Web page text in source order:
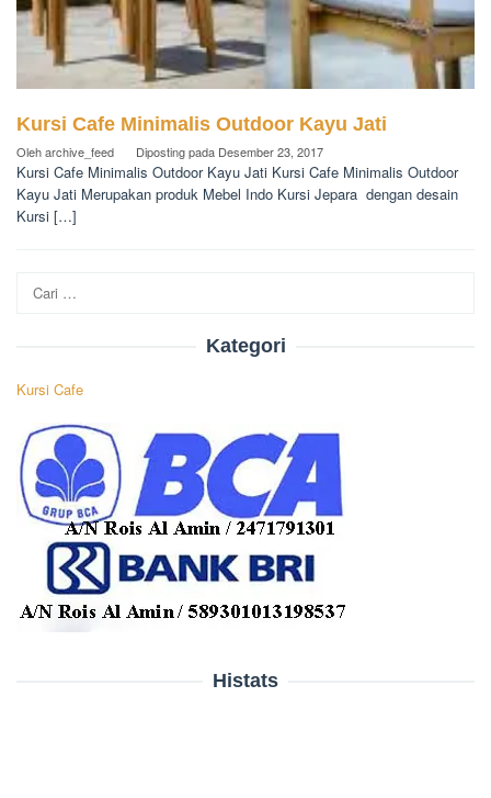
Kursi Cafe Minimalis Outdoor Kayu Jati
Oleharchive_feed Diposting pada Desember 23, 2017
Kursi Cafe Minimalis Outdoor Kayu Jati Kursi Cafe Minimalis Outdoor
Kayu Jati Merupakan produk Mebel Indo Kursi Jepara dengan desain
Kursi […]
untuk:
Kategori
Kursi Cafe
Histats